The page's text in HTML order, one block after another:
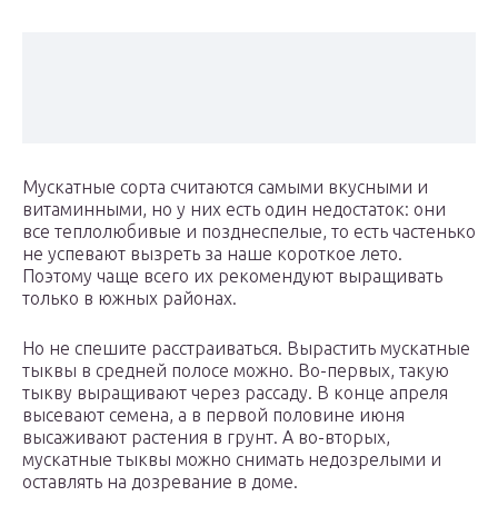
Мускатные сорта считаются самыми вкусными и
витаминными, но у них есть один недостаток: они
все теплолюбивые и позднеспелые, то есть частенько
не успевают вызреть за наше короткое лето.
Поэтому чаще всего их рекомендуют выращивать
только в южных районах.
Но не спешите расстраиваться. Вырастить мускатные
тыквы в средней полосе можно. Во-первых, такую
тыкву выращивают через рассаду. В конце апреля
высевают семена, а в первой половине июня
высаживают растения в грунт. А во-вторых,
мускатные тыквы можно снимать недозрелыми и
оставлять на дозревание в доме.